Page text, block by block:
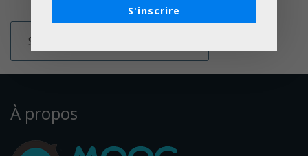
À propos
S'inscrire